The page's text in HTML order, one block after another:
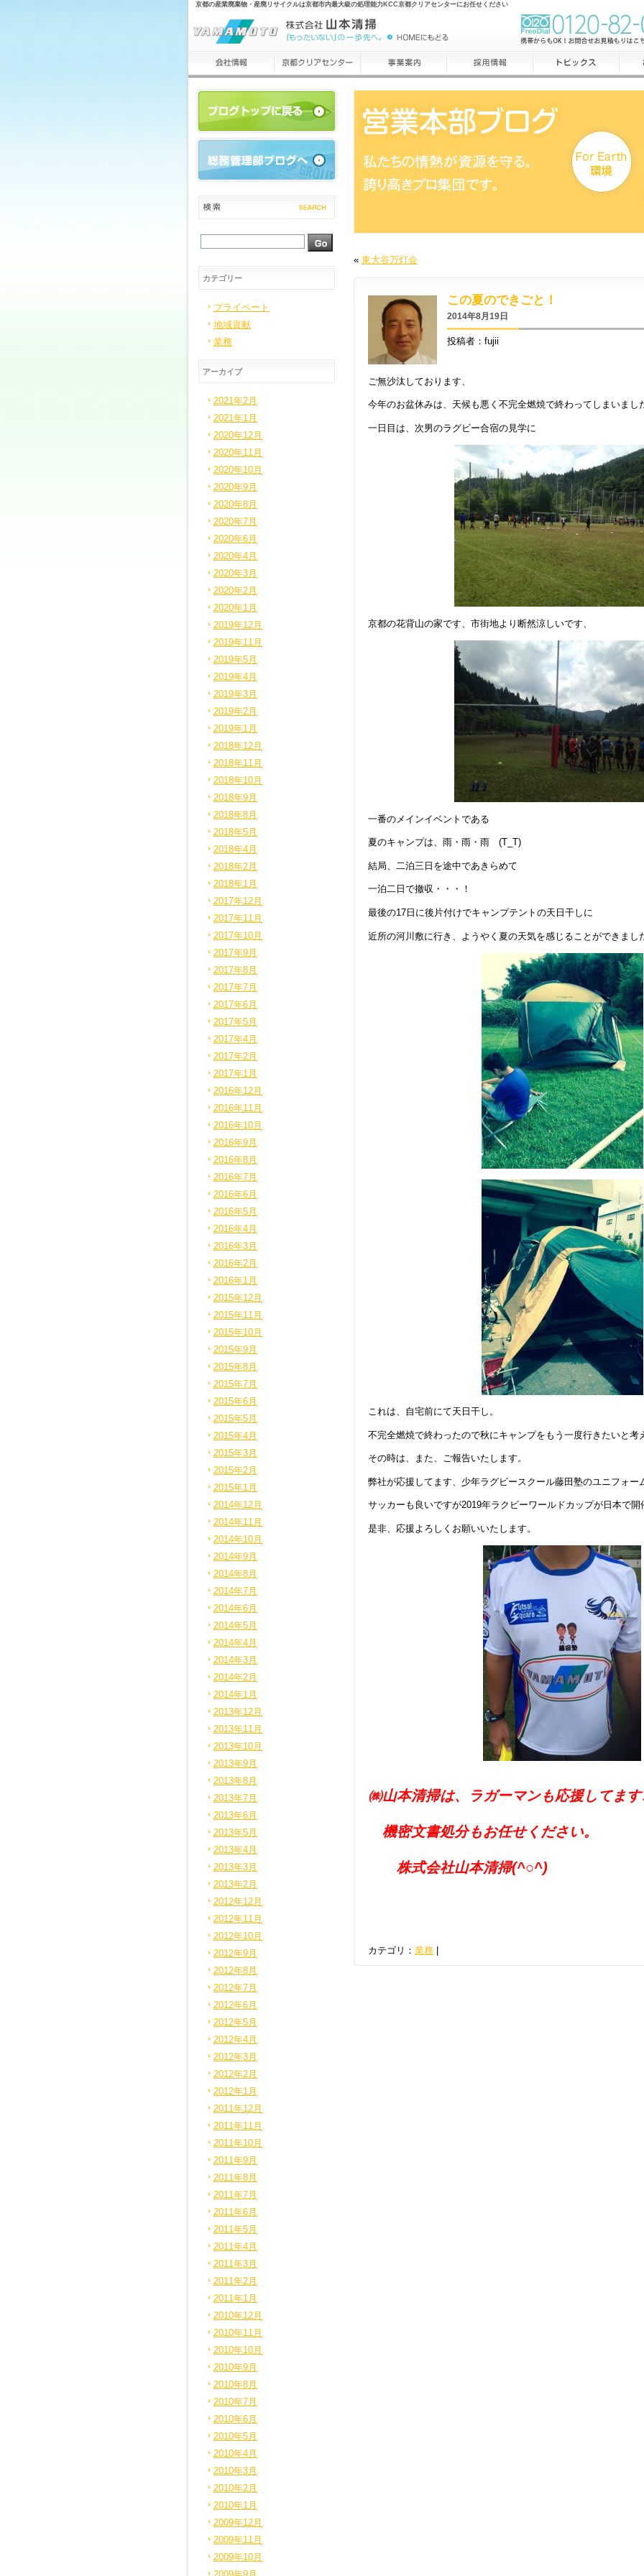
京都の産業廃棄物・産廃リサイクルは京都市内最大級の処理能力KCC京都クリアセンターにお任せください
« 東大谷万灯会
この夏のできごと！
2014年8月19日
投稿者：fujii
ご無沙汰しております、
今年のお盆休みは、天候も悪く不完全燃焼で終わってしまいまし
一日目は、次男のラグビー合宿の見学に
京都の花背山の家です、市街地より断然涼しいです、
一番のメインイベントである
夏のキャンプは、雨・雨・雨 (T_T)
結局、二泊三日を途中であきらめて
一泊二日で撤収・・・！
最後の17日に後片付けでキャンプテントの天日干しに
近所の河川敷に行き、ようやく夏の天気を感じることができまし
これは、自宅前にて天日干し。
不完全燃焼で終わったので秋にキャンプをもう一度行きたいと考
その時は、また、ご報告いたします。
弊社が応援してます、少年ラグビースクール藤田塾のユニフォー
サッカーも良いですが2019年ラクビーワールドカップが日本で開
是非、応援よろしくお願いいたします。
㈱山本清掃は、ラガーマンも応援してます
機密文書処分もお任せください。
株式会社山本清掃(^○^)
カテゴリ： 業務 |
カテゴリー
プライベート
地域貢献
業務
アーカイブ
2021年2月
2021年1月
2020年12月
2020年11月
2020年10月
2020年9月
2020年8月
2020年7月
2020年6月
2020年4月
2020年3月
2020年2月
2020年1月
2019年12月
2019年11月
2019年5月
2019年4月
2019年3月
2019年2月
2019年1月
2018年12月
2018年11月
2018年10月
2018年9月
2018年8月
2018年5月
2018年4月
2018年2月
2018年1月
2017年12月
2017年11月
2017年10月
2017年9月
2017年8月
2017年7月
2017年6月
2017年5月
2017年4月
2017年2月
2017年1月
2016年12月
2016年11月
2016年10月
2016年9月
2016年8月
2016年7月
2016年6月
2016年5月
2016年4月
2016年3月
2016年2月
2016年1月
2015年12月
2015年11月
2015年10月
2015年9月
2015年8月
2015年7月
2015年6月
2015年5月
2015年4月
2015年3月
2015年2月
2015年1月
2014年12月
2014年11月
2014年10月
2014年9月
2014年8月
2014年7月
2014年6月
2014年5月
2014年4月
2014年3月
2014年2月
2014年1月
2013年12月
2013年11月
2013年10月
2013年9月
2013年8月
2013年7月
2013年6月
2013年5月
2013年4月
2013年3月
2013年2月
2012年12月
2012年11月
2012年10月
2012年9月
2012年8月
2012年7月
2012年6月
2012年5月
2012年4月
2012年3月
2012年2月
2012年1月
2011年12月
2011年11月
2011年10月
2011年9月
2011年8月
2011年7月
2011年6月
2011年5月
2011年4月
2011年3月
2011年2月
2011年1月
2010年12月
2010年11月
2010年10月
2010年9月
2010年8月
2010年7月
2010年6月
2010年5月
2010年4月
2010年3月
2010年2月
2010年1月
2009年12月
2009年11月
2009年10月